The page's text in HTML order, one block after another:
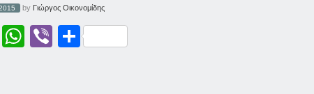
by Γιώργος Οικονομίδης
MeWe WhatsAppViber Μοιραστείτε